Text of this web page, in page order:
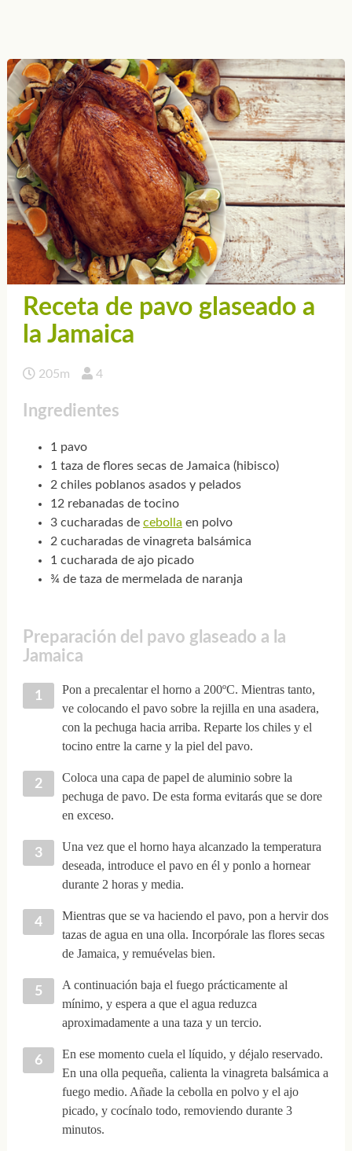
Receta de pavo glaseado a
la Jamaica
205m 4
Ingredientes
1 pavo
1 taza de flores secas de Jamaica (hibisco)
2 chiles poblanos asados y pelados
12 rebanadas de tocino
3 cucharadas de cebolla en polvo
2 cucharadas de vinagreta balsámica
1 cucharada de ajo picado
¾ de taza de mermelada de naranja
Preparación del pavo glaseado a la
Jamaica
Pon a precalentar el horno a 200ºC. Mientras tanto,
ve colocando el pavo sobre la rejilla en una asadera,
con la pechuga hacia arriba. Reparte los chiles y el
tocino entre la carne y la piel del pavo.
Coloca una capa de papel de aluminio sobre la
pechuga de pavo. De esta forma evitarás que se dore
en exceso.
Una vez que el horno haya alcanzado la temperatura
deseada, introduce el pavo en él y ponlo a hornear
durante 2 horas y media.
Mientras que se va haciendo el pavo, pon a hervir dos
tazas de agua en una olla. Incorpórale las flores secas
de Jamaica, y remuévelas bien.
A continuación baja el fuego prácticamente al
mínimo, y espera a que el agua reduzca
aproximadamente a una taza y un tercio.
En ese momento cuela el líquido, y déjalo reservado.
En una olla pequeña, calienta la vinagreta balsámica a
fuego medio. Añade la cebolla en polvo y el ajo
picado, y cocínalo todo, removiendo durante 3
minutos.